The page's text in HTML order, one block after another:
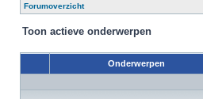
Forumoverzicht
Toon actieve onderwerpen
Onderwerpen